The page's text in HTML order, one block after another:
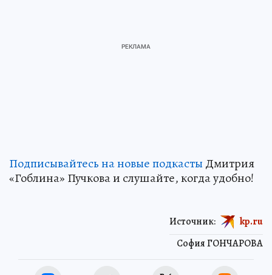
Подписывайтесь на новые подкасты Дмитрия
«Гоблина» Пучкова и слушайте, когда удобно!
София ГОНЧАРОВА
Источник: kp.ru